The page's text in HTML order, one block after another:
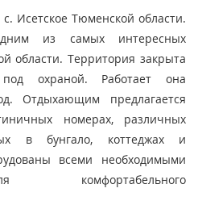
Исетское Тюменской области.
из самых интересных
области. Территория закрыта
охраной. Работает она
Отдыхающим предлагается
номерах, различных
в бунгало, коттеджах и
всеми необходимыми
комфортабельного